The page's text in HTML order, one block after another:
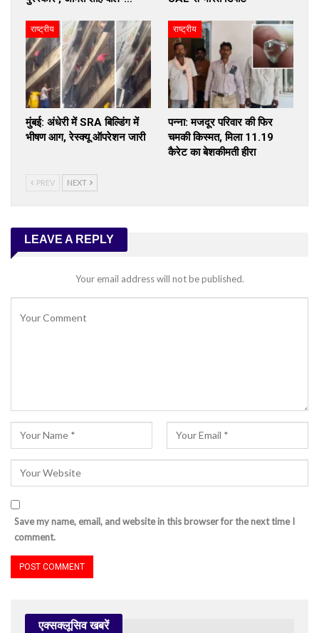
राष्ट्रीय
मुंबई: अंधेरी में SRA बिल्डिंग में
भीषण आग, रेस्क्यू ऑपरेशन जारी
राष्ट्रीय
पन्ना: मजदूर परिवार की फिर
चमकी किस्मत, मिला 11.19
कैरेट का बेशकीमती हीरा
PREV NEXT
LEAVE A REPLY
Your email address will not be published.
Save my name, email, and website in this browser for the next time I
comment.
एक्सक्लूसिव खबरें